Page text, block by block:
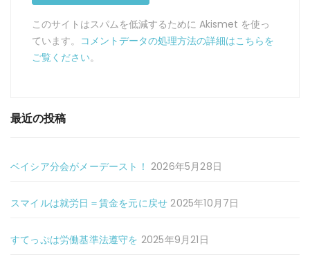
このサイトはスパムを低減するために Akismet を使っ
ています。 コメントデータの処理方法の詳細はこちらを
ご覧ください。
最近の投稿
ベイシア分会がメーデースト！ 2026年5月28日
スマイルは就労日＝賃金を元に戻せ 2025年10月7日
すてっぷは労働基準法遵守を 2025年9月21日